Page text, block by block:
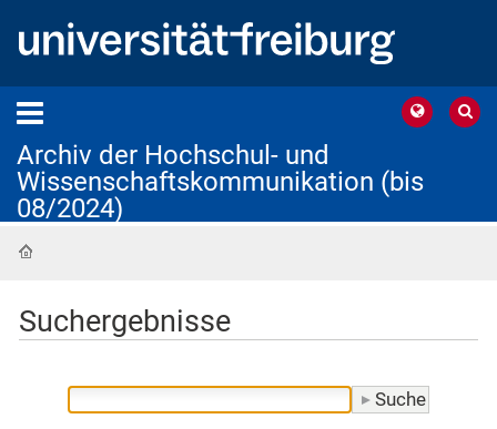
Archiv der Hochschul- und
Wissenschaftskommunikation (bis
08/2024)
Suchergebnisse